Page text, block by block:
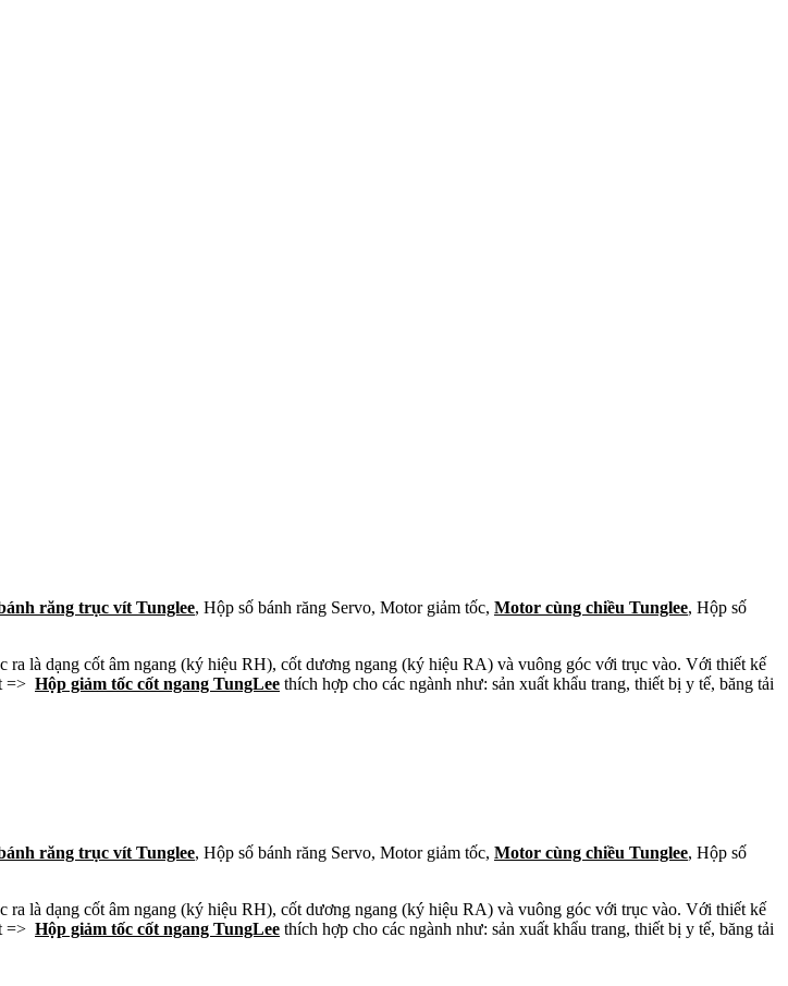
răng trục vít Tunglee, Hộp số bánh răng Servo, Motor giảm tốc, Motor cùng chiều Tunglee, Hộp số
ra là dạng cốt âm ngang (ký hiệu RH), cốt dương ngang (ký hiệu RA) và vuông góc với trục vào. Với thiết kế
=> Hộp giảm tốc cốt ngang TungLee thích hợp cho các ngành như: sản xuất khẩu trang, thiết bị y tế, băng tải
răng trục vít Tunglee, Hộp số bánh răng Servo, Motor giảm tốc, Motor cùng chiều Tunglee, Hộp số
ra là dạng cốt âm ngang (ký hiệu RH), cốt dương ngang (ký hiệu RA) và vuông góc với trục vào. Với thiết kế
=> Hộp giảm tốc cốt ngang TungLee thích hợp cho các ngành như: sản xuất khẩu trang, thiết bị y tế, băng tải